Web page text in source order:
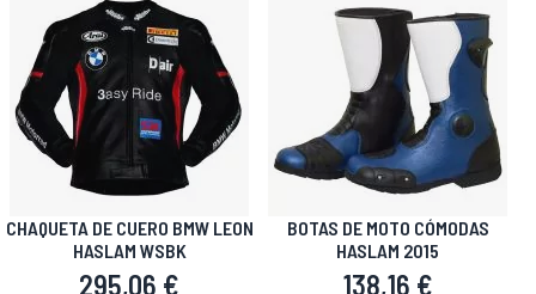
CHAQUETA DE CUERO BMW LEON
HASLAM WSBK
295,06 €
BOTAS DE MOTO CÓMODAS
HASLAM 2015
138,16 €